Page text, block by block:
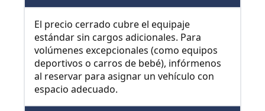
El precio cerrado cubre el equipaje
estándar sin cargos adicionales. Para
volúmenes excepcionales (como equipos
deportivos o carros de bebé), infórmenos
al reservar para asignar un vehículo con
espacio adecuado.